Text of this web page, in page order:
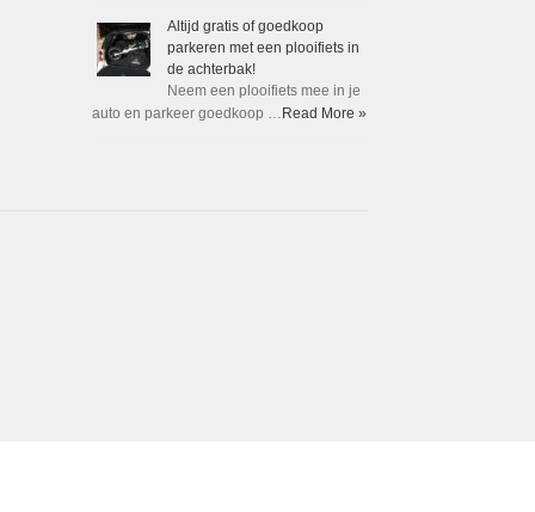
Altijd gratis of goedkoop
parkeren met een plooifiets in
de achterbak!
Neem een plooifiets mee in je
auto en parkeer goedkoop … Read More »